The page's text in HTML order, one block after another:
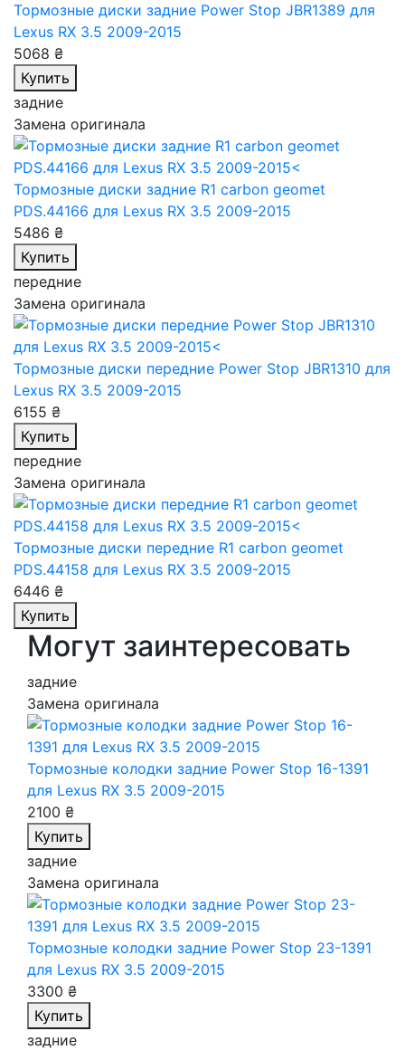
Тормозные диски задние Power Stop JBR1389 для
Lexus RX 3.5 2009-2015
5068 ₴
Купить
задние
Замена оригинала
Тормозные диски задние R1 carbon geomet
PDS.44166 для Lexus RX 3.5 2009-2015
5486 ₴
Купить
передние
Замена оригинала
Тормозные диски передние Power Stop JBR1310 для
Lexus RX 3.5 2009-2015
6155 ₴
Купить
передние
Замена оригинала
Тормозные диски передние R1 carbon geomet
PDS.44158 для Lexus RX 3.5 2009-2015
6446 ₴
Купить
Могут заинтересовать
задние
Замена оригинала
Тормозные колодки задние Power Stop 16-1391
для Lexus RX 3.5 2009-2015
2100 ₴
Купить
задние
Замена оригинала
Тормозные колодки задние Power Stop 23-1391
для Lexus RX 3.5 2009-2015
3300 ₴
Купить
задние